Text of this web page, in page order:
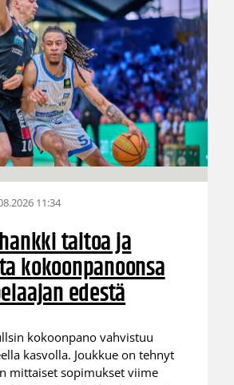
11:34
taitoa ja
kokoonpanoonsa
edestä
kokoonpano vahvistuu
kasvolla. Joukkue on tehnyt
mittaiset sopimukset viime